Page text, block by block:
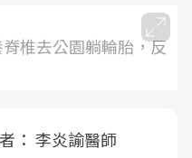
椎去公園躺輪胎，反
： 李炎諭醫師